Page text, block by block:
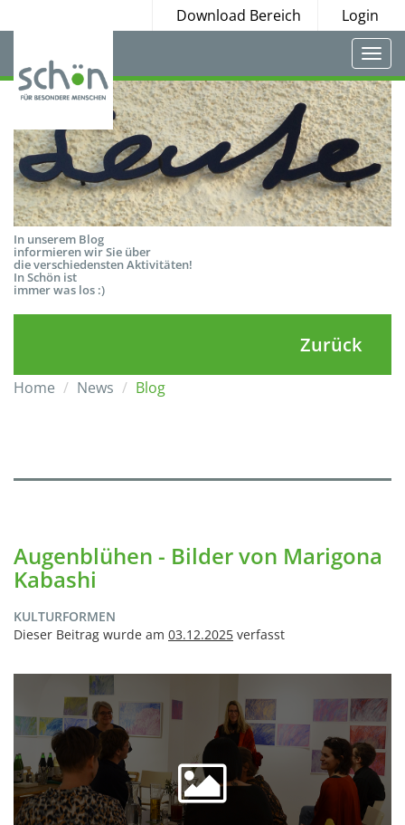
Download Bereich Login
In unserem Blog
informieren wir Sie über
die verschiedensten Aktivitäten!
In Schön ist
immer was los :)
Zurück
Home News Blog
Augenblühen - Bilder von Marigona
Kabashi
KULTURFORMEN
Dieser Beitrag wurde am 03.12.2025 verfasst